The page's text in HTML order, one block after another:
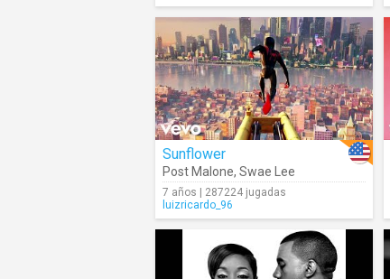
Sunflower
Post Malone, Swae Lee
7 años | 287224 jugadas
luizricardo_96